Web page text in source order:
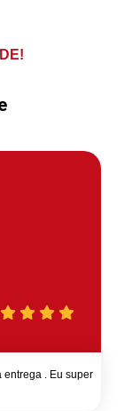
entrega . Eu super